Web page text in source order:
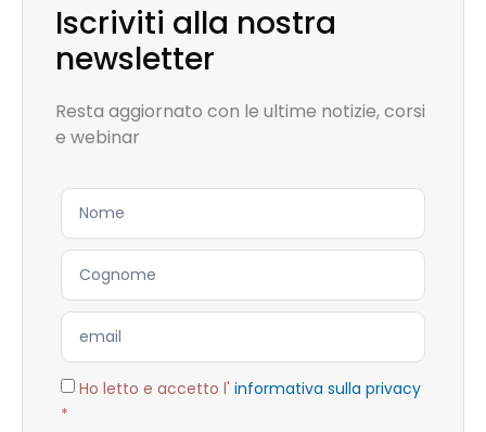
Iscriviti alla nostra
newsletter
Resta aggiornato con le ultime notizie, corsi
e webinar
Ho letto e accetto l' informativa sulla privacy
*